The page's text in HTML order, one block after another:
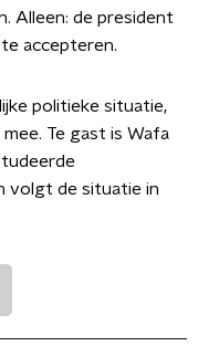
Alleen: de president
accepteren.
politieke situatie,
Te gast is Wafa
volgt de situatie in